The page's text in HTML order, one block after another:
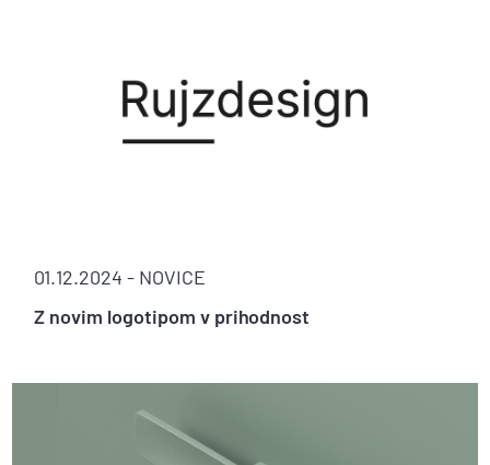
01.12.2024 - NOVICE
Z novim logotipom v prihodnost